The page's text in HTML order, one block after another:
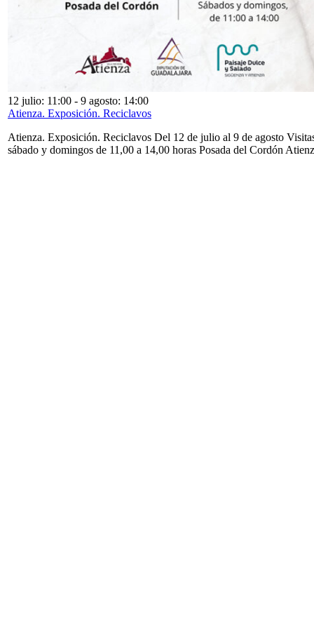
12 julio: 11:00 - 9 agosto: 14:00
Atienza. Exposición. Reciclavos
Atienza. Exposición. Reciclavos Del 12 de julio al 9 de agosto
sábado y domingos de 11,00 a 14,00 horas Posada del Cordón